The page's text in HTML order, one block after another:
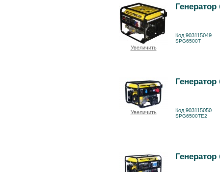
Увеличить
Код 903115049
SPG6500T
Увеличить Код 903115050
SPG6500TE2